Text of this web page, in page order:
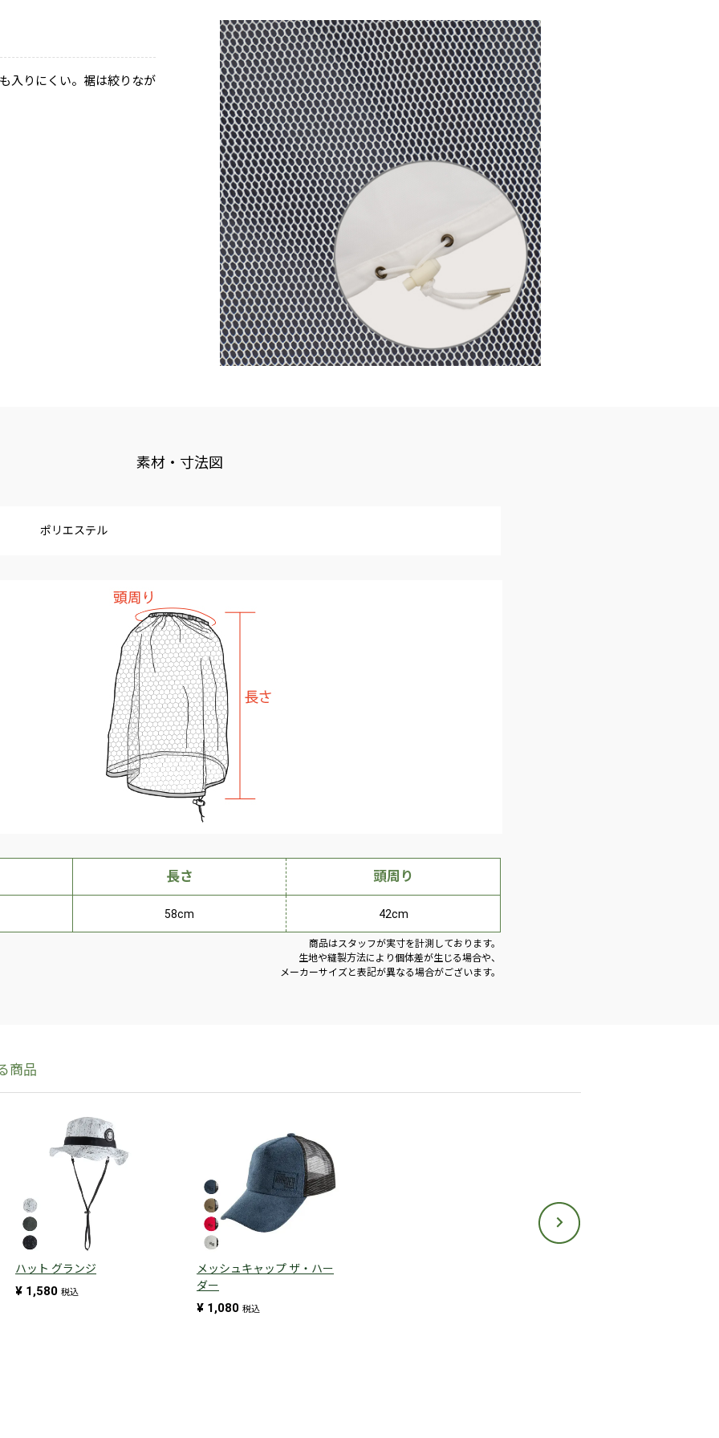
入りにくい。裾は絞りなが
素材・寸法図
ポリエステル
長さ 頭周り
58cm 42cm
商品はスタッフが実寸を計測しております。
生地や縫製方法により個体差が生じる場合や、
メーカーサイズと表記が異なる場合がございます。
ハット グランジ
¥ 1,580 税込
メッシュキャップ ザ・ハー
ダー
¥ 1,080 税込